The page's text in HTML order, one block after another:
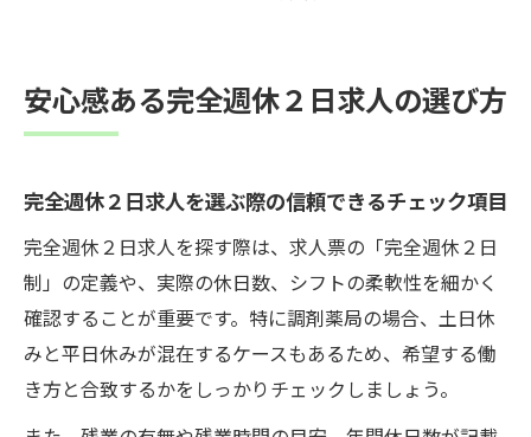
安心感ある完全週休２日求人の選び方
完全週休２日求人を選ぶ際の信頼できるチェック項目
完全週休２日求人を探す際は、求人票の「完全週休２日
制」の定義や、実際の休日数、シフトの柔軟性を細かく
確認することが重要です。特に調剤薬局の場合、土日休
みと平日休みが混在するケースもあるため、希望する働
き方と合致するかをしっかりチェックしましょう。